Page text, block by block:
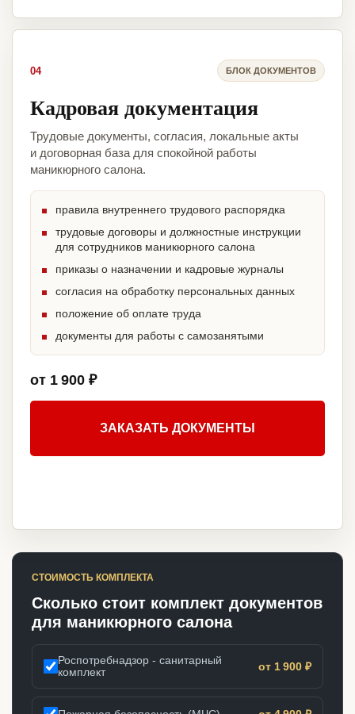
04 БЛОК ДОКУМЕНТОВ
Кадровая документация
Трудовые документы, согласия, локальные акты
и договорная база для спокойной работы
маникюрного салона.
правила внутреннего трудового распорядка
трудовые договоры и должностные инструкции
для сотрудников маникюрного салона
приказы о назначении и кадровые журналы
согласия на обработку персональных данных
положение об оплате труда
документы для работы с самозанятыми
от 1 900 ₽
ЗАКАЗАТЬ ДОКУМЕНТЫ
СТОИМОСТЬ КОМПЛЕКТА
Сколько стоит комплект документов
для маникюрного салона
Роспотребнадзор - санитарный
комплект
от 1 900 ₽